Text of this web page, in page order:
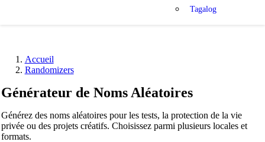
Tagalog
Accueil
Randomizers
Générateur de Noms Aléatoires
Générez des noms aléatoires pour les tests, la protection de la vie
privée ou des projets créatifs. Choisissez parmi plusieurs locales et
formats.